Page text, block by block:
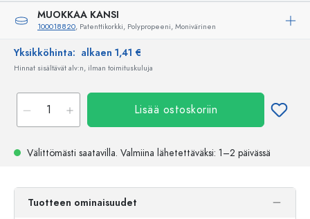
MUOKKAA KANSI
100018820, Patenttikorkki, Polypropeeni, Monivärinen
Yksikköhinta: alkaen 1,41 €
Hinnat sisältävät alv:n, ilman toimituskuluja
Lisää ostoskoriin
Välittömästi saatavilla. Valmiina lähetettäväksi: 1–2 päivässä
Tuotteen ominaisuudet